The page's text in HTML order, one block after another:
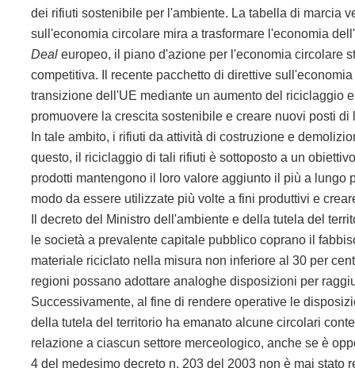
dei rifiuti sostenibile per l'ambiente. La tabella di marcia
sull'economia circolare mira a trasformare l'economia
Deal europeo, il piano d'azione per l'economia circolare
competitiva. Il recente pacchetto di direttive
transizione dell'UE mediante un aumento del riciclaggio
promuovere la crescita sostenibile e creare nuovi posti di
In tale ambito, i rifiuti da attività di costruzione e
questo, il riciclaggio di tali rifiuti è sottoposto a un
prodotti mantengono il loro valore aggiunto il più a
modo da essere utilizzate più volte a fini produttivi e
Il decreto del Ministro dell'ambiente e della tutela del
le società a prevalente capitale pubblico coprano il
materiale riciclato nella misura non inferiore al 30 per
regioni possano adottare analoghe disposizioni per
Successivamente, al fine di rendere operative le
della tutela del territorio ha emanato alcune circolari
relazione a ciascun settore merceologico, anche se è
4 del medesimo decreto n. 203 del 2003 non è mai